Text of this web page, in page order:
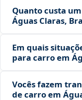
Quanto custa
Águas Claras,
Em quais
para carro em
Vocês fazem
de carro em